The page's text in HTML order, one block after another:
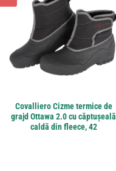
Covalliero Cizme termice de
grajd Ottawa 2.0 cu căptușeală
caldă din fleece, 42